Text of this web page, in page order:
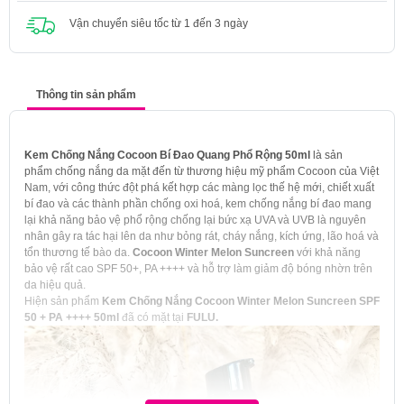
Vận chuyển siêu tốc từ 1 đến 3 ngày
Thông tin sản phẩm
Kem Chống Nắng Cocoon Bí Đao Quang Phổ Rộng 50ml là sản
phẩm chống nắng da mặt đến từ thương hiệu mỹ phẩm Cocoon của Việt
Nam, với công thức đột phá kết hợp các màng lọc thế hệ mới, chiết xuất
bí đao và các thành phần chống oxi hoá, kem chống nắng bí đao mang
lại khả năng bảo vệ phổ rộng chống lại bức xạ UVA và UVB là nguyên
nhân gây ra tác hại lên da như bỏng rát, cháy nắng, kích ứng, lão hoá và
tổn thương tế bào da. Cocoon Winter Melon Suncreen với khả năng
bảo vệ rất cao SPF 50+, PA ++++ và hỗ trợ làm giảm độ bóng nhờn trên
da hiệu quả.
Hiện sản phẩm Kem Chống Nắng Cocoon Winter Melon Suncreen SPF
50 + PA ++++ 50ml đã có mặt tại FULU.